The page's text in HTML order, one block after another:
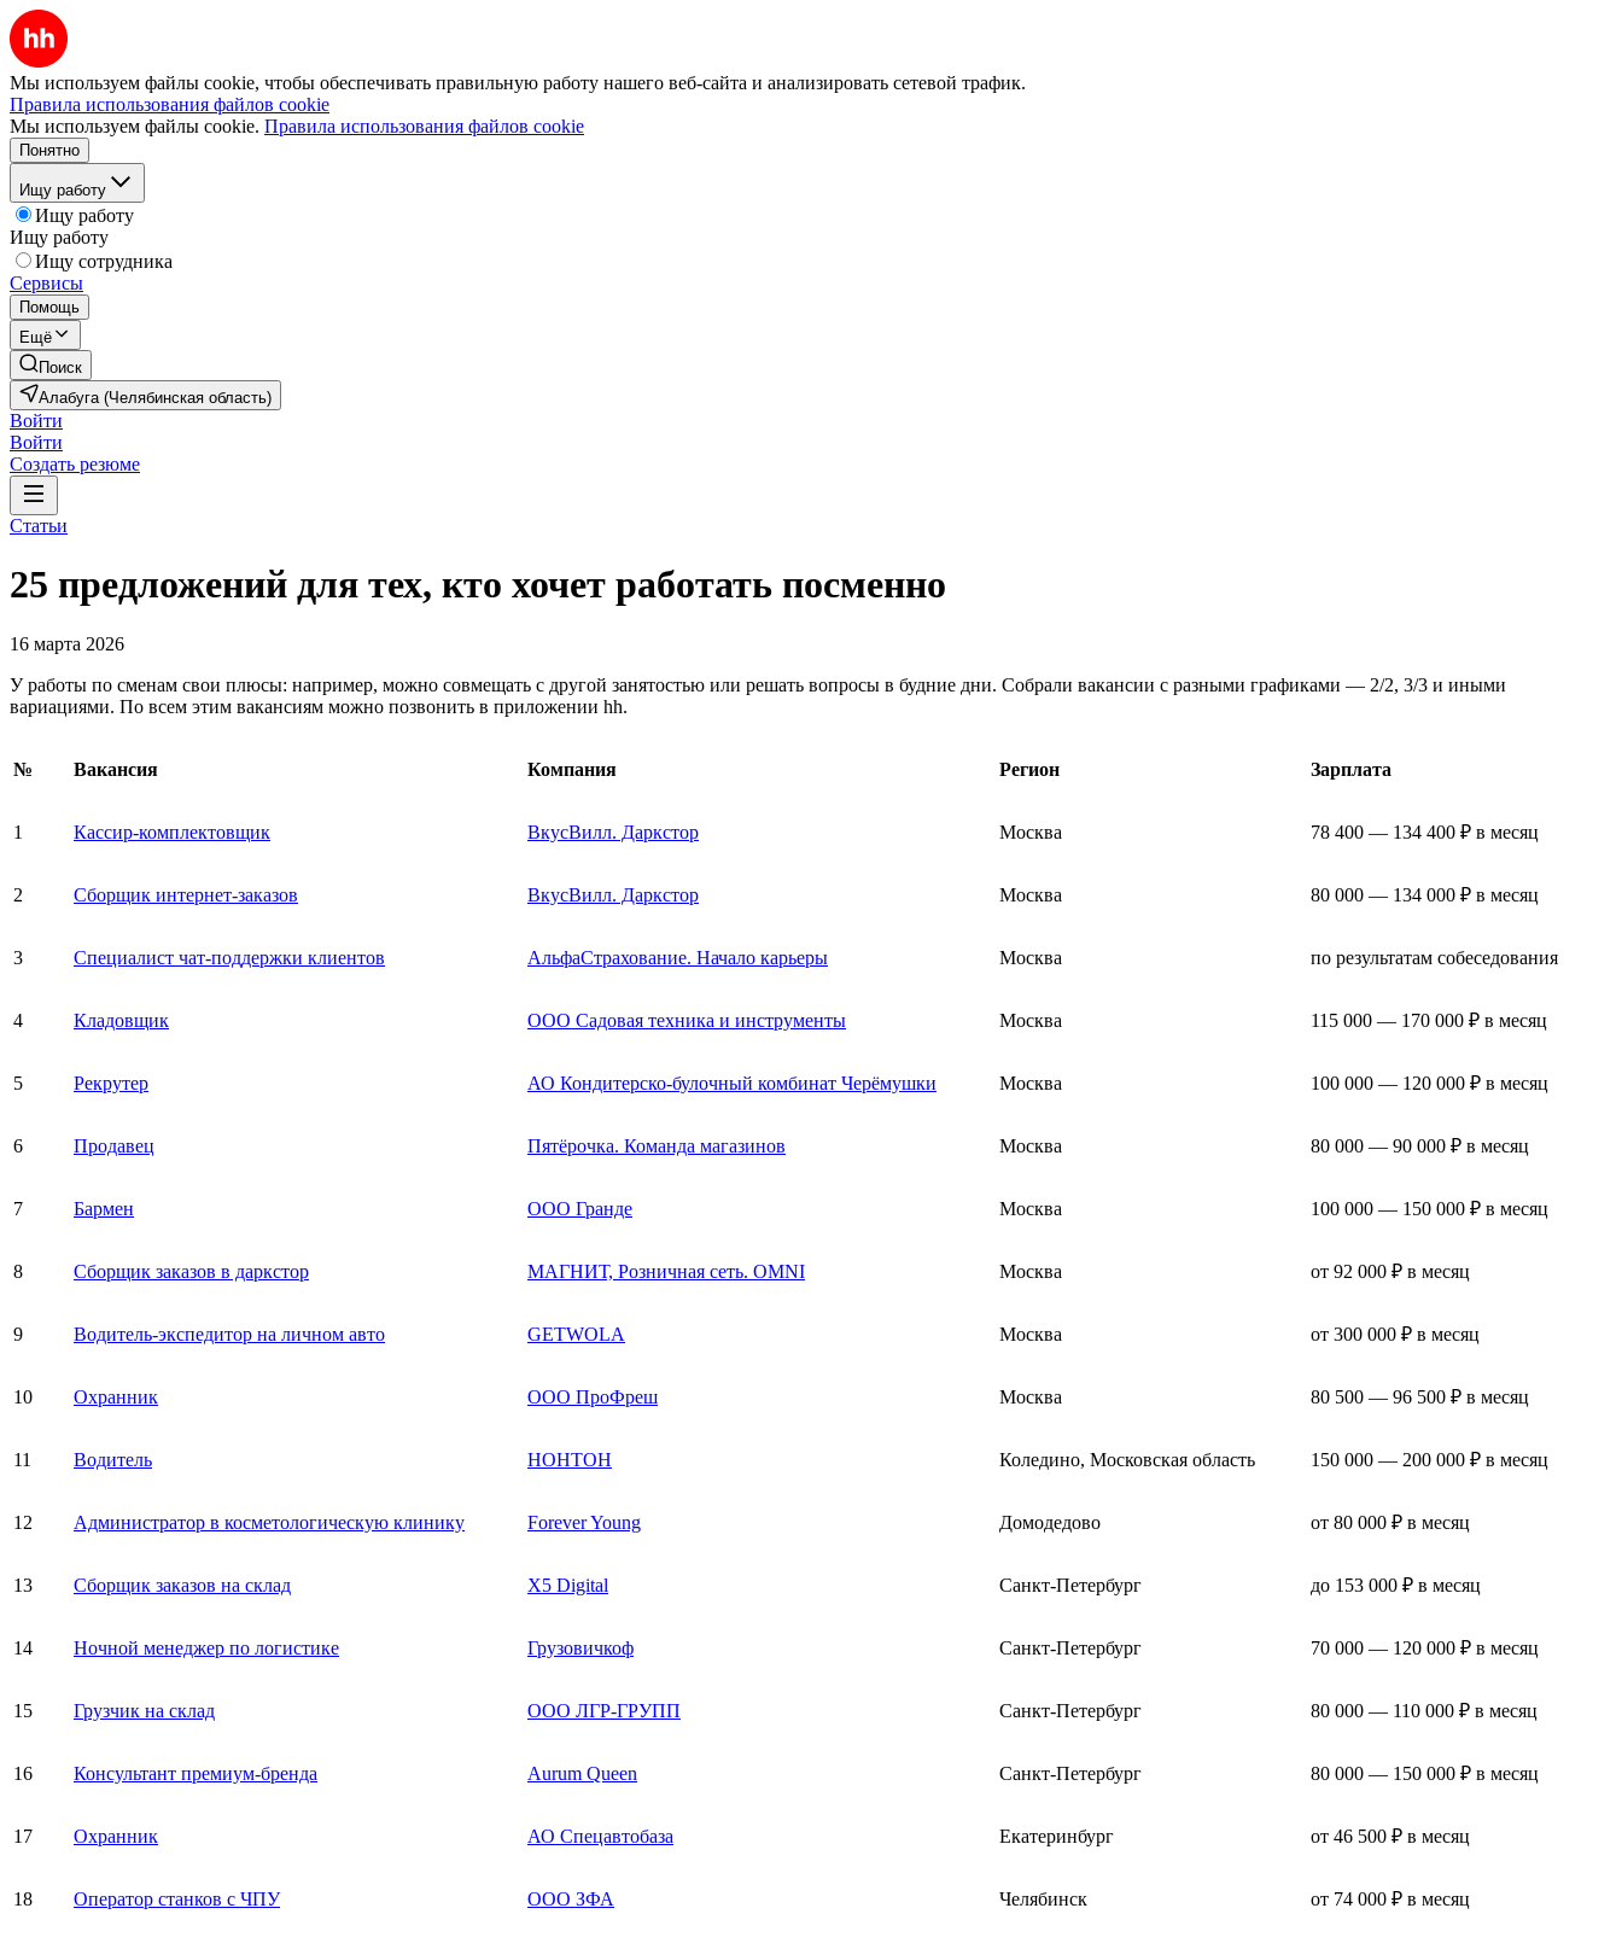
Мы используем файлы cookie, чтобы обеспечивать правильную работу нашего веб-сайта и анализировать сетевой трафик.
Правила использования файлов cookie
Мы используем файлы cookie. Правила использования файлов cookie
Понятно
Ищу работу
Ищу работу
Ищу работу
Ищу сотрудника
Сервисы
Помощь
Ещё
Поиск
Алабуга (Челябинская область)
Войти
Войти
Создать резюме
Статьи
25 предложений для тех, кто хочет работать посменно
16 марта 2026
У работы по сменам свои плюсы: например, можно совмещать с другой занятостью или решать вопросы в будние дни. Собрали вакансии с разными графиками — 2/2, 3/3 и иными
вариациями. По всем этим вакансиям можно позвонить в приложении hh.
№ Вакансия Компания Регион Зарплата
1 Кассир-комплектовщик ВкусВилл. Даркстор Москва 78 400 — 134 400 ₽ в месяц
2 Сборщик интернет-заказов ВкусВилл. Даркстор Москва 80 000 — 134 000 ₽ в месяц
3 Специалист чат-поддержки клиентов АльфаСтрахование. Начало карьеры Москва по результатам собеседования
4 Кладовщик ООО Садовая техника и инструменты Москва 115 000 — 170 000 ₽ в месяц
5 Рекрутер АО Кондитерско-булочный комбинат Черёмушки Москва 100 000 — 120 000 ₽ в месяц
6 Продавец Пятёрочка. Команда магазинов Москва 80 000 — 90 000 ₽ в месяц
7 Бармен ООО Гранде Москва 100 000 — 150 000 ₽ в месяц
8 Сборщик заказов в даркстор МАГНИТ, Розничная сеть. OMNI Москва от 92 000 ₽ в месяц
9 Водитель-экспедитор на личном авто GETWOLA Москва от 300 000 ₽ в месяц
10 Охранник ООО ПроФреш Москва 80 500 — 96 500 ₽ в месяц
11 Водитель НОНТОН Коледино, Московская область 150 000 — 200 000 ₽ в месяц
12 Администратор в косметологическую клинику Forever Young Домодедово от 80 000 ₽ в месяц
13 Сборщик заказов на склад X5 Digital Санкт-Петербург до 153 000 ₽ в месяц
14 Ночной менеджер по логистике Грузовичкоф Санкт-Петербург 70 000 — 120 000 ₽ в месяц
15 Грузчик на склад ООО ЛГР-ГРУПП Санкт-Петербург 80 000 — 110 000 ₽ в месяц
16 Консультант премиум-бренда Aurum Queen Санкт-Петербург 80 000 — 150 000 ₽ в месяц
17 Охранник АО Спецавтобаза Екатеринбург от 46 500 ₽ в месяц
18 Оператор станков с ЧПУ ООО ЗФА Челябинск от 74 000 ₽ в месяц